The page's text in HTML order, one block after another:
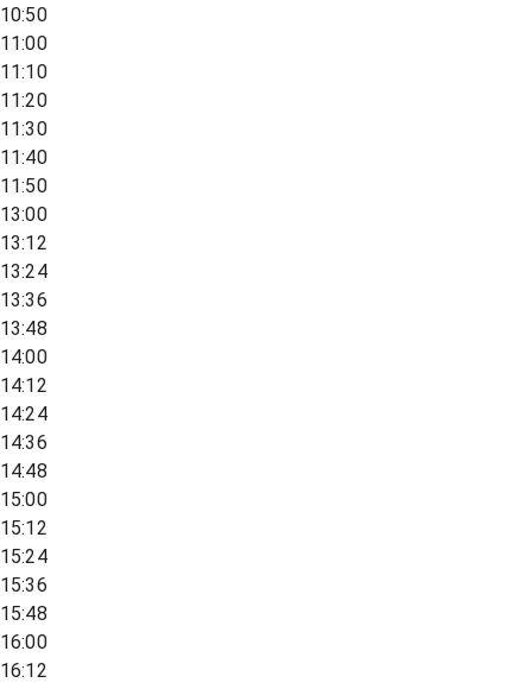
10:50
11:00
11:10
11:20
11:30
11:40
11:50
13:00
13:12
13:24
13:36
13:48
14:00
14:12
14:24
14:36
14:48
15:00
15:12
15:24
15:36
15:48
16:00
16:12